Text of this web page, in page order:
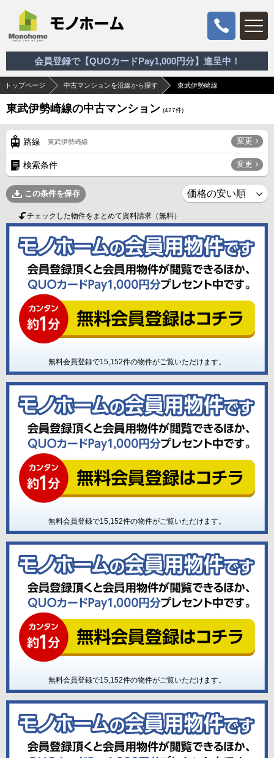
会員登録で【QUOカードPay1,000円分】進呈中！
トップページ 中古マンションを沿線から探す 東武伊勢崎線
東武伊勢崎線の中古マンション (427件)
路線 東武伊勢崎線 変更
検索条件 変更
この条件を保存
チェックした物件をまとめて資料請求（無料）
無料会員登録で15,152件の物件がご覧いただけます。
無料会員登録で15,152件の物件がご覧いただけます。
無料会員登録で15,152件の物件がご覧いただけます。